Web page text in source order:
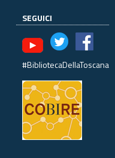
SEGUICI
#BibliotecaDellaToscana